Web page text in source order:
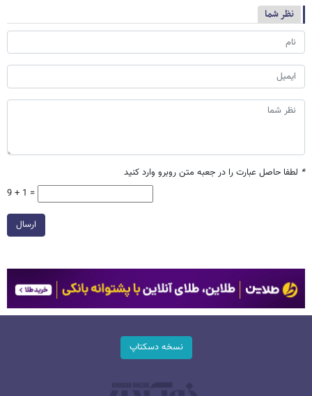
نظر شما
* لطفا حاصل عبارت را در جعبه متن روبرو وارد کنید
9 + 1 =
ارسال
نسخه دسکتاپ